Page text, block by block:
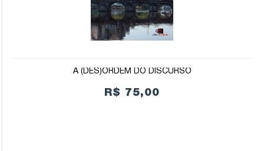
A (DES)ORDEM DO DISCURSO
R$ 75,00